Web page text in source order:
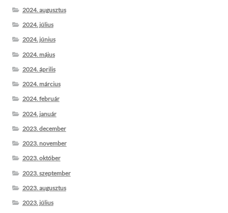
2024. augusztus
2024. július
2024. június
2024. május
2024. április
2024. március
2024. február
2024. január
2023. december
2023. november
2023. október
2023. szeptember
2023. augusztus
2023. július